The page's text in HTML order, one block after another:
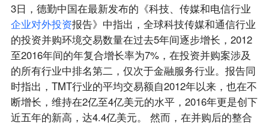
3日，德勤中国在最新发布的《科技、传媒和电信行业
企业对外投资报告》中指出，全球科技传媒和通信行业
的投资并购环境交易数量在过去5年间逐步增长，2012
至2016年间的年复合增长率为7%，在投资并购案涉及
的所有行业中排名第二，仅次于金融服务行业。报告同
时指出，TMT行业的平均交易额自2012年以来，也在不
断增长，维持在2亿至4亿美元的水平，2016年更是创下
近五年的新高，达4.4亿美元。 然而，在并购后的整合